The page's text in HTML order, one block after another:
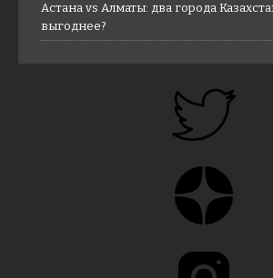
Астана vs Алматы: два города
выгоднее?